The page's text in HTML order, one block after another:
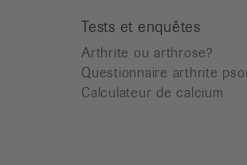
Tests et enquêtes
Arthrite ou arthrose?
Questionnaire arthrite
Calculateur de calcium